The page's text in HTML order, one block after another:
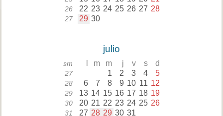
26 22 23 24 25 26 27 28
27 29 30
julio
sm m m j v s d
27 1 2 3 4 5
28 6 7 8 9 10 11 12
29 13 14 15 16 17 18 19
30 20 21 22 23 24 25 26
31 27 28 29 30 31